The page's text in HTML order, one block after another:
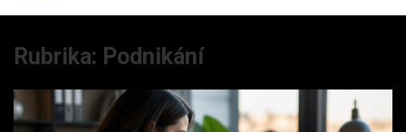
Rubrika: Podnikání